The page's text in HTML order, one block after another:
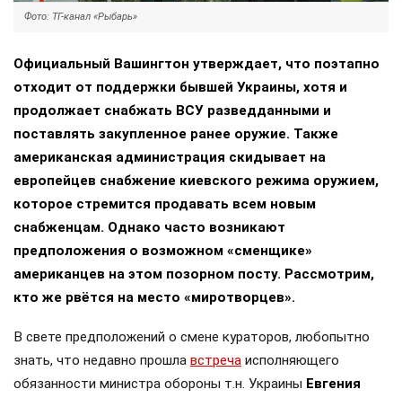
Фото: ТГ-канал «Рыбарь»
Официальный Вашингтон утверждает, что поэтапно
отходит от поддержки бывшей Украины, хотя и
продолжает снабжать ВСУ разведданными и
поставлять закупленное ранее оружие. Также
американская администрация скидывает на
европейцев снабжение киевского режима оружием,
которое стремится продавать всем новым
снабженцам. Однако часто возникают
предположения о возможном «сменщике»
американцев на этом позорном посту. Рассмотрим,
кто же рвётся на место «миротворцев».
В свете предположений о смене кураторов, любопытно
знать, что недавно прошла встреча исполняющего
обязанности министра обороны т.н. Украины Евгения